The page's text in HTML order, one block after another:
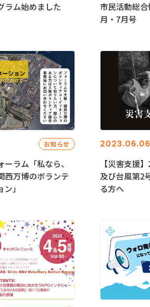
ラム始めました
市民活動総
月・7月号
お知らせ
ーラム「私なら、
西万博のボランテ
」
2023.06.06
【災害支援
及び台風第2
る方へ